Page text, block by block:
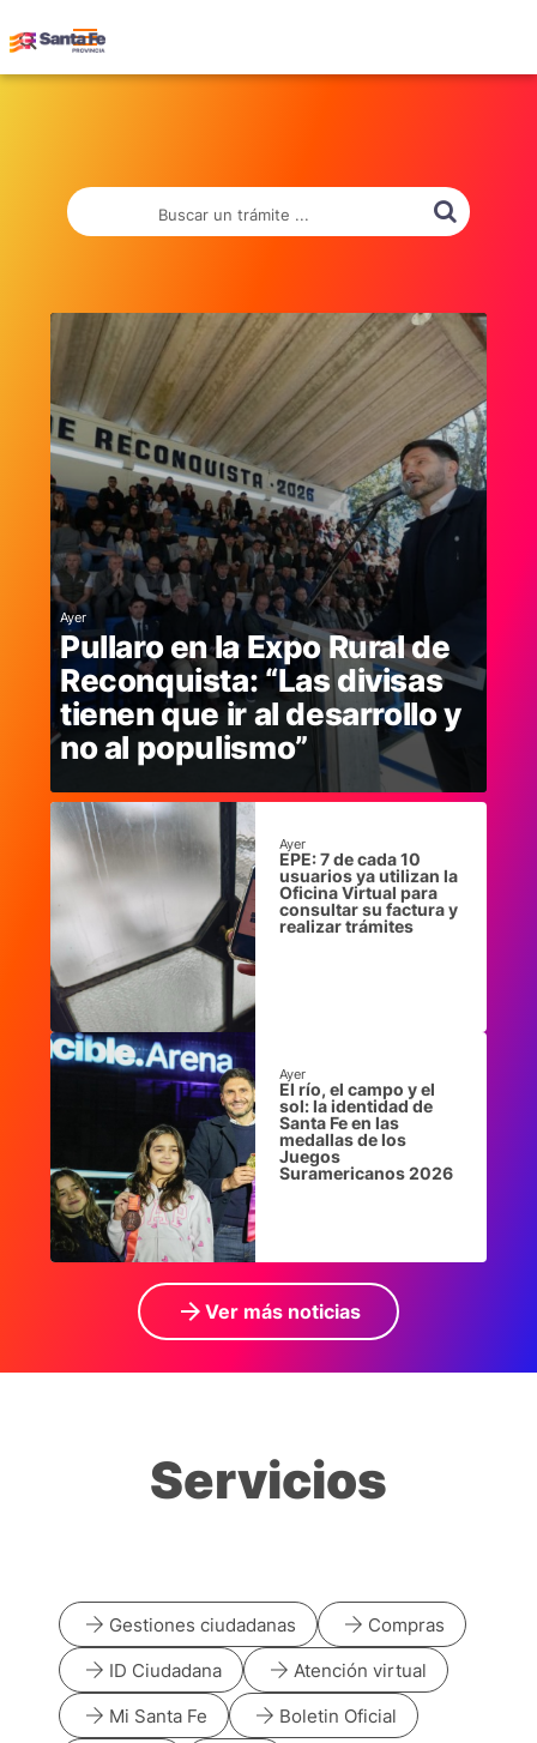
Buscar un trámite ...
Ayer
Pullaro en la Expo Rural de
Reconquista: “Las divisas
tienen que ir al desarrollo y
no al populismo”
Ayer
EPE: 7 de cada 10
usuarios ya utilizan la
Oficina Virtual para
consultar su factura y
realizar trámites
Ayer
El río, el campo y el
sol: la identidad de
Santa Fe en las
medallas de los
Juegos
Suramericanos 2026
arrow_forward Ver más noticias
Servicios
arrow_forward Gestiones ciudadanas arrow_forward Compras
arrow_forward ID Ciudadana arrow_forward Atención virtual
arrow_forward Mi Santa Fe arrow_forward Boletin Oficial